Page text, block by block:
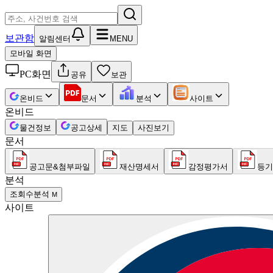
보관함 알림센터
MENU
모바일 화면
PC화면 공유 보관
온비드 문서 분석 사이트
온비드
물건정보 공고상세 지도 사진보기
문서
공고문&첨부파일 재산명세서 감정평가서 등
분석
조회수분석 M
사이트